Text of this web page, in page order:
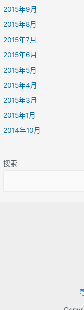
2015年9月
2015年8月
2015年7月
2015年6月
2015年5月
2015年4月
2015年3月
2015年1月
2014年10月
搜索